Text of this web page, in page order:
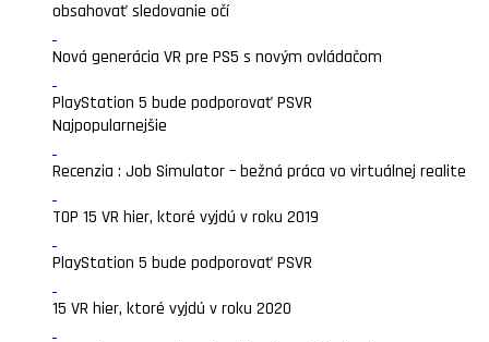
obsahovať sledovanie očí
Nová generácia VR pre PS5 s novým ovládačom
PlayStation 5 bude podporovať PSVR
Najpopularnejšie
Recenzia : Job Simulator – bežná práca vo virtuálnej realite
TOP 15 VR hier, ktoré vyjdú v roku 2019
PlayStation 5 bude podporovať PSVR
15 VR hier, ktoré vyjdú v roku 2020